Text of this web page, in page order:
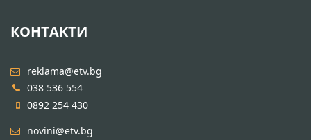
КОНТАКТИ
reklama@etv.bg
038 536 554
0892 254 430
novini@etv.bg